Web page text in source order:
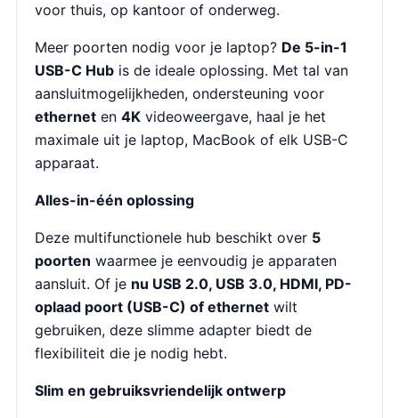
voor thuis, op kantoor of onderweg.
Meer poorten nodig voor je laptop? De 5-in-1
USB-C Hub is de ideale oplossing. Met tal van
aansluitmogelijkheden, ondersteuning voor
ethernet en 4K videoweergave, haal je het
maximale uit je laptop, MacBook of elk USB-C
apparaat.
Alles-in-één oplossing
Deze multifunctionele hub beschikt over 5
poorten waarmee je eenvoudig je apparaten
aansluit. Of je nu USB 2.0, USB 3.0, HDMI, PD-
oplaad poort (USB-C) of ethernet wilt
gebruiken, deze slimme adapter biedt de
flexibiliteit die je nodig hebt.
Slim en gebruiksvriendelijk ontwerp